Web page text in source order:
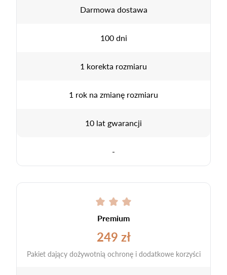
Darmowa dostawa
100 dni
1 korekta rozmiaru
1 rok na zmianę rozmiaru
10 lat gwarancji
-
Premium
249 zł
Pakiet dający dożywotnią ochronę i dodatkowe korzyści